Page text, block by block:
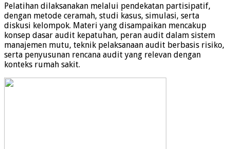
Pelatihan dilaksanakan melalui pendekatan partisipatif,
dengan metode ceramah, studi kasus, simulasi, serta
diskusi kelompok. Materi yang disampaikan mencakup
konsep dasar audit kepatuhan, peran audit dalam sistem
manajemen mutu, teknik pelaksanaan audit berbasis risiko,
serta penyusunan rencana audit yang relevan dengan
konteks rumah sakit.